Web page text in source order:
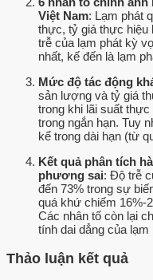
Việt Nam: Lạm phát
thực, tỷ giá thực hiệu
trễ của lạm phát kỳ
nhất, kế đến là lạm
Mức độ tác động
sản lượng và tỷ giá
trong khi lãi suất
trong ngắn hạn. Tuy
kể trong dài hạn (từ
Kết quả phân tích
phương sai: Độ trễ
đến 73% trong sự
quá khứ chiếm 16%-
Các nhân tố còn lại
tính dai dẳng của lạm
Thảo luận kết quả